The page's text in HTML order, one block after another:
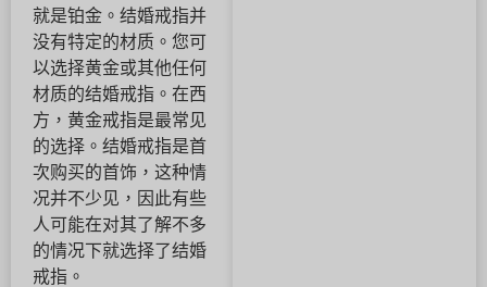
就是铂金。结婚戒指并
没有特定的材质。您可
以选择黄金或其他任何
材质的结婚戒指。在西
方，黄金戒指是最常见
的选择。结婚戒指是首
次购买的首饰，这种情
况并不少见，因此有些
人可能在对其了解不多
的情况下就选择了结婚
戒指。